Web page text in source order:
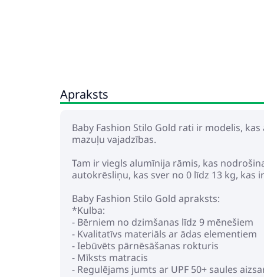
Apraksts
Baby Fashion Stilo Gold rati ir modelis,
mazuļu vajadzības.
Tam ir viegls alumīnija rāmis, kas
autokrēsliņu, kas sver no 0 līdz 13 kg,
Baby Fashion Stilo Gold apraksts:
*Kulba:
- Bērniem no dzimšanas līdz 9 mēnešiem
- Kvalitatīvs materiāls ar ādas elementiem
- Iebūvēts pārnēsāšanas rokturis
- Mīksts matracis
- Regulējams jumts ar UPF 50+ saules